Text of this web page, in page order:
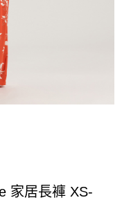
家居長褲 XS-